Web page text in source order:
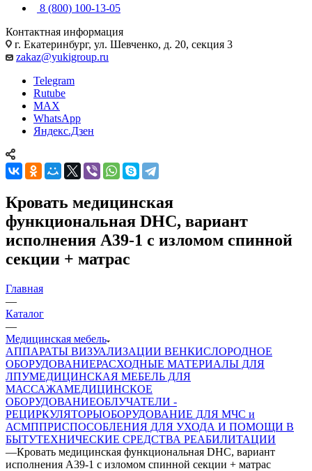
8 (800) 100-13-05
Контактная информация
г. Екатеринбург, ул. Шевченко, д. 20, секция 3
zakaz@yukigroup.ru
Telegram
Rutube
MAX
WhatsApp
Яндекс.Дзен
Кровать медицинская
функциональная DHC, вариант
исполнения А39-1 с изломом спинной
секции + матрас
Главная
—
Каталог
—
Медицинская мебель
АППАРАТЫ ВИЗУАЛИЗАЦИИ ВЕНКИСЛОРОДНОЕ
ОБОРУДОВАНИЕРАСХОДНЫЕ МАТЕРИАЛЫ ДЛЯ
ЛПУМЕДИЦИНСКАЯ МЕБЕЛЬ ДЛЯ
МАССАЖАМЕДИЦИНСКОЕ
ОБОРУДОВАНИЕОБЛУЧАТЕЛИ -
РЕЦИРКУЛЯТОРЫОБОРУДОВАНИЕ ДЛЯ МЧС и
АСМППРИСПОСОБЛЕНИЯ ДЛЯ УХОДА И ПОМОЩИ В
БЫТУТЕХНИЧЕСКИЕ СРЕДСТВА РЕАБИЛИТАЦИИ
—Кровать медицинская функциональная DHC, вариант
исполнения А39-1 с изломом спинной секции + матрас